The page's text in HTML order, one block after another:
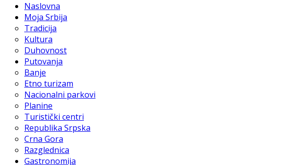
Naslovna
Moja Srbija
Tradicija
Kultura
Duhovnost
Putovanja
Banje
Etno turizam
Nacionalni parkovi
Planine
Turistički centri
Republika Srpska
Crna Gora
Razglednica
Gastronomija